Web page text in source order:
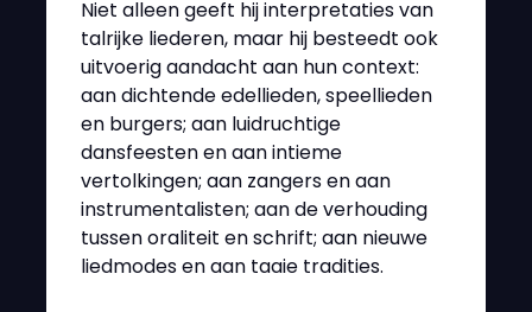
Niet alleen geeft hij interpretaties van
talrijke liederen, maar hij besteedt ook
uitvoerig aandacht aan hun context:
aan dichtende edellieden, speellieden
en burgers; aan luidruchtige
dansfeesten en aan intieme
vertolkingen; aan zangers en aan
instrumentalisten; aan de verhouding
tussen oraliteit en schrift; aan nieuwe
liedmodes en aan taaie tradities.